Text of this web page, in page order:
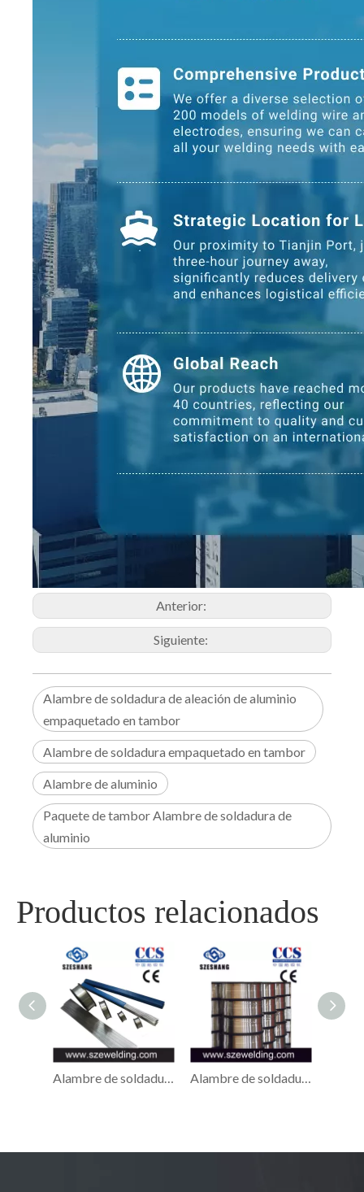
Anterior:
Siguiente:
Alambre de soldadura de aleación de aluminio
empaquetado en tambor
Alambre de soldadura empaquetado en tambor
Alambre de aluminio
Paquete de tambor Alambre de soldadura de
aluminio
Productos relacionados